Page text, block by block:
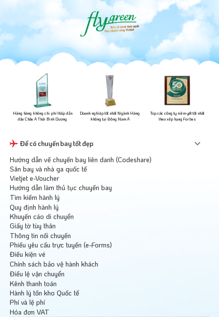
Hãng hàng không chi phí thấp dẫn
đầu Châu Á Thái Bình Dương
Doanh nghiệp tốt nhất Ngành Hàng
không tại Đông Nam Á
Top các công ty niêm yết tốt nhất
theo xếp hạng Forbes
Để có chuyến bay tốt đẹp
Hướng dẫn về chuyến bay liên danh (Codeshare)
Sân bay và nhà ga quốc tế
Vietjet e-Voucher
Hướng dẫn làm thủ tục chuyến bay
Tìm kiếm hành lý
Quy định hành lý
Khuyến cáo di chuyển
Giấy tờ tùy thân
Thông tin nối chuyến
Phiếu yêu cầu trực tuyến (e-Forms)
Điều kiện vé
Chính sách bảo vệ hành khách
Điều lệ vận chuyển
Kênh thanh toán
Hành lý tồn kho Quốc tế
Phí và lệ phí
Hóa đơn VAT